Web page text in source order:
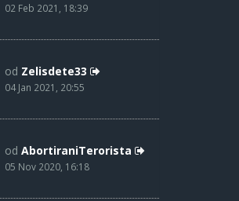
02 Feb 2021, 18:39
od Zelisdete33
04 Jan 2021, 20:55
od AbortiraniTerorista
05 Nov 2020, 16:18